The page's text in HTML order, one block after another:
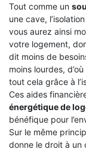
Tout comme un
une cave,
vous aurez ainsi
votre logement,
dit moins de
moins lourdes,
tout cela grâce à
Ces aides
énergétique de
bénéfique pour
Sur le même
donne le droit à un